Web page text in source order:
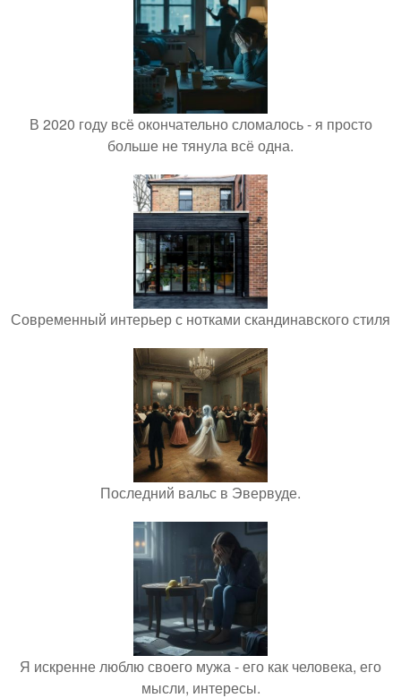
В 2020 году всё окончательно сломалось - я просто
больше не тянула всё одна.
Современный интерьер с нотками скандинавского стиля
Последний вальс в Эвервуде.
Я искренне люблю своего мужа - его как человека, его
мысли, интересы.